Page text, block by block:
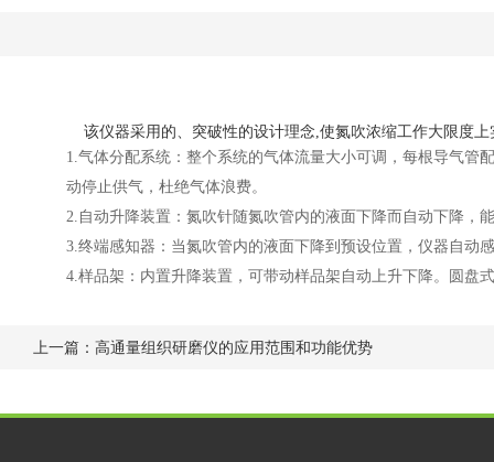
该仪器采用的、突破性的设计理念,使氮吹浓缩工作大限度
1.气体分配系统：整个系统的气体流量大小可调，每根导气管
动停止供气，杜绝气体浪费。
2. 自动升降装置：氮吹针随氮吹管内的液面下降而自动下降，
3.终端感知器：当氮吹管内的液面下降到预设位置，仪器自动
4.样品架：内置升降装置，可带动样品架自动上升下降。圆盘
上一篇： 高通量组织研磨仪的应用范围和功能优势